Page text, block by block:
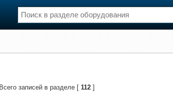
Флот
Отзывы
Всего записей в разделе [ 112 ]